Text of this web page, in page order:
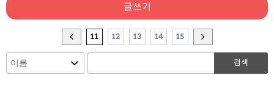
글쓰기
11 12 13 14 15
검색